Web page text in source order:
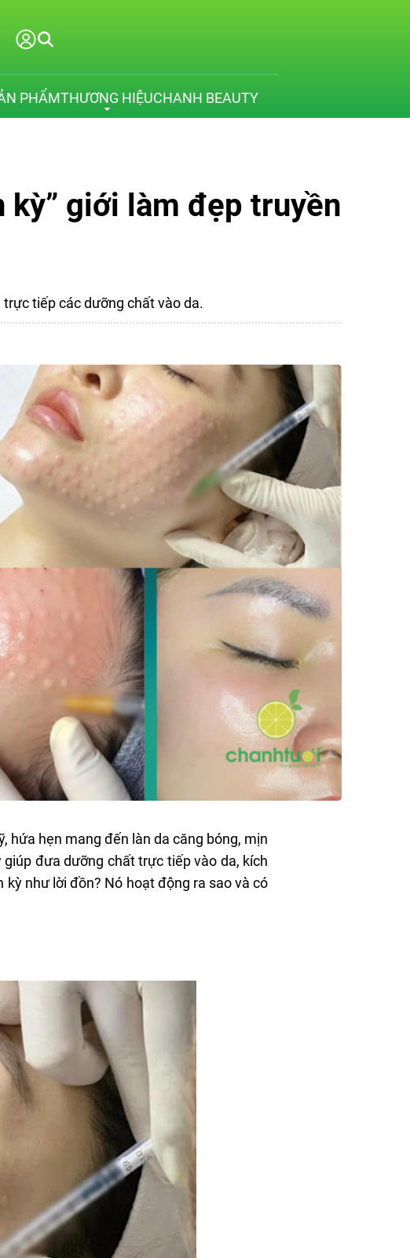
PHẨMTHƯƠNG HIỆUCHANH BEAUTY
giới làm đẹp truyền
tiếp các dưỡng chất vào da.
hứa hẹn mang đến làn da căng bóng, mịn
đưa dưỡng chất trực tiếp vào da, kích
như lời đồn? Nó hoạt động ra sao và có